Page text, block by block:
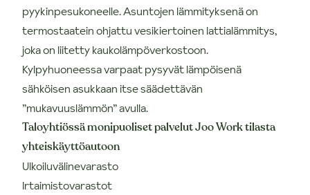
pyykinpesukoneelle. Asuntojen lämmityksenä on
termostaatein ohjattu vesikiertoinen lattialämmitys,
joka on liitetty kaukolämpöverkostoon.
Kylpyhuoneessa varpaat pysyvät lämpöisenä
sähköisen asukkaan itse säädettävän
”mukavuuslämmön” avulla.
Taloyhtiössä monipuoliset palvelut Joo Work tilasta
yhteiskäyttöautoon
Ulkoiluvälinevarasto
Irtaimistovarastot